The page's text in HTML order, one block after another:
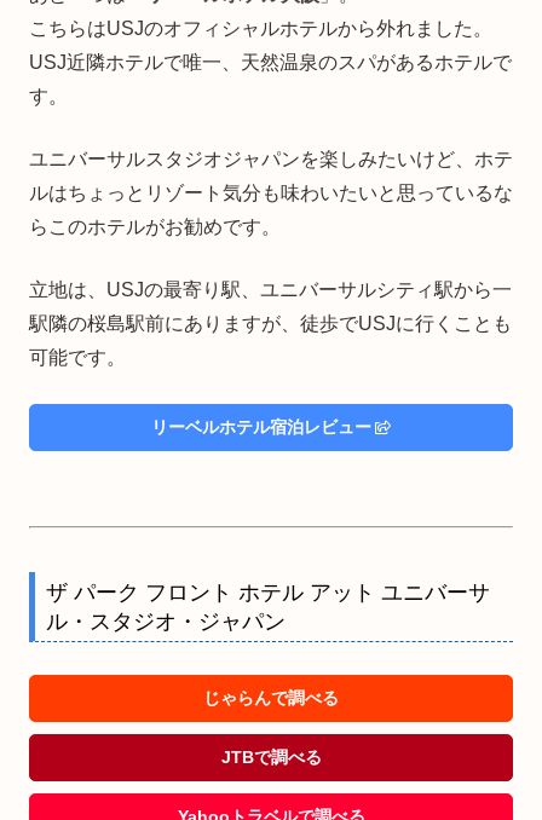
こちらはUSJのオフィシャルホテルから外れました。
USJ近隣ホテルで唯一、天然温泉のスパがあるホテルで
す。
ユニバーサルスタジオジャパンを楽しみたいけど、ホテ
ルはちょっとリゾート気分も味わいたいと思っているな
らこのホテルがお勧めです。
立地は、USJの最寄り駅、ユニバーサルシティ駅から一
駅隣の桜島駅前にありますが、徒歩でUSJに行くことも
可能です。
リーベルホテル宿泊レビュー
ザ パーク フロント ホテル アット ユニバーサ
ル・スタジオ・ジャパン
じゃらんで調べる
JTBで調べる